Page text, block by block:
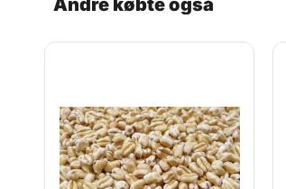
Andre købte også